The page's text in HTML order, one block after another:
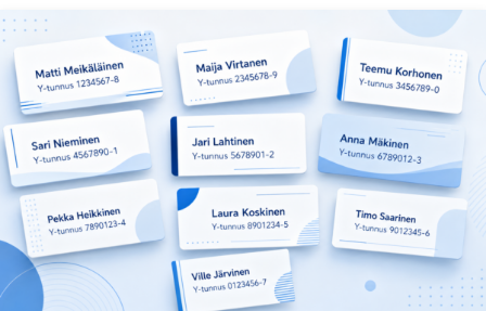
tuellasi riippumaton suomalainen uutisointi jatkuu myös
tulevaisuudessa. Koskela kertoo julkaisseensa kuvan alun
perin siksi, että oli budjettiin yhtä tyytymätön kuin
ilmeensä kuvassa. Hänen mukaansa osa kommentoijista piti
kuvaa liian paljastavana ja […]